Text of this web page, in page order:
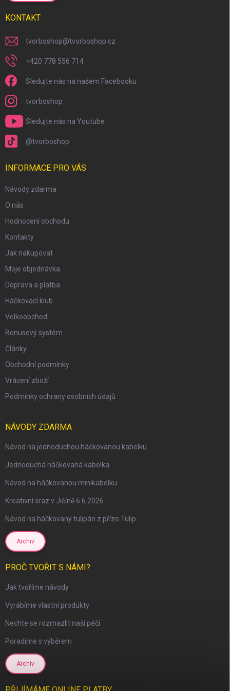
KONTAKT
tvorboshop@tvorboshop.cz
+420 778 556 714
Sledujte nás na našem Facebooku
tvorboshop
Sledujte nás na Youtube
@tvorboshop
INFORMACE PRO VÁS
Návody zdarma
O nás
Hodnocení obchodu
Kontakty
Jak nakupovat
Moje objednávka
Doprava a platba
Háčkovací klub
Velkoobchod
Bonusový systém
Články
Obchodní podmínky
Vrácení zboží
Podmínky ochrany osobních údajů
NÁVODY ZDARMA
Návod na jednoduchou háčkovanou kabelku
Jednoduchá háčkovaná kabelka
Návod na háčkovanou minikabelku
Kreativní sraz v Jičíně 6.6.2026
Návod na háčkovaný tulipán z příze Tulip
Archiv
PROČ TVOŘIT S NÁMI?
Jak tvoříme návody
Vyrábíme vlastní produkty
Nechte se rozmazlit naší péčí
Poradíme s výběrem
Archiv